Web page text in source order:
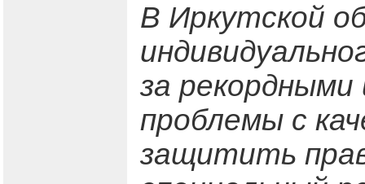
В Иркутской
за
проблемы с
защитить